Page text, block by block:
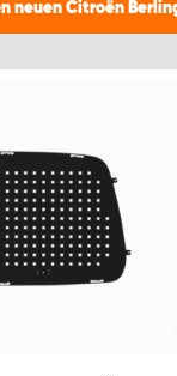
neuen Citroën